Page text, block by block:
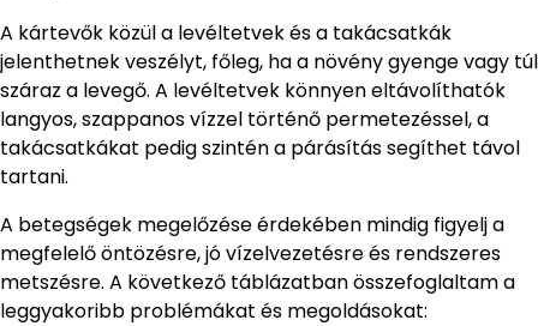
A kártevők közül a levéltetvek és a takácsatkák
jelenthetnek veszélyt, főleg, ha a növény gyenge vagy túl
száraz a levegő. A levéltetvek könnyen eltávolíthatók
langyos, szappanos vízzel történő permetezéssel, a
takácsatkákat pedig szintén a párásítás segíthet távol
tartani.
A betegségek megelőzése érdekében mindig figyelj a
megfelelő öntözésre, jó vízelvezetésre és rendszeres
metszésre. A következő táblázatban összefoglaltam a
leggyakoribb problémákat és megoldásokat: